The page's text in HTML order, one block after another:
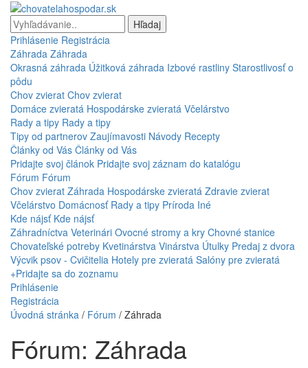
Hľadaj
Prihlásenie Registrácia
Záhrada Záhrada
Okrasná záhrada Úžitková záhrada Izbové rastliny Starostlivosť o
pôdu
Chov zvierat Chov zvierat
Domáce zvieratá Hospodárske zvieratá Včelárstvo
Rady a tipy Rady a tipy
Tipy od partnerov Zaujímavosti Návody Recepty
Články od Vás Články od Vás
Pridajte svoj článok Pridajte svoj záznam do katalógu
Fórum Fórum
Chov zvierat Záhrada Hospodárske zvieratá Zdravie zvierat
Včelárstvo Domácnosť Rady a tipy Príroda Iné
Kde nájsť Kde nájsť
Záhradníctva Veterinári Ovocné stromy a kry Chovné stanice
Chovateľské potreby Kvetinárstva Vinárstva Útulky Predaj z dvora
Výcvik psov - Cvičitelia Hotely pre zvieratá Salóny pre zvieratá
+Pridajte sa do zoznamu
Prihlásenie
Registrácia
Úvodná stránka / Fórum / Záhrada
Fórum: Záhrada